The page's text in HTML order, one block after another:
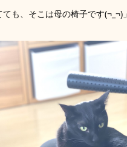
も、そこは母の椅子です(¬_¬)」